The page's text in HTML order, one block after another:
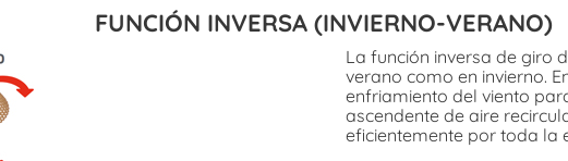
FUNCIÓN INVERSA (INVIERNO-VERANO)
La función inversa de giro
verano como en invierno.
enfriamiento del viento
ascendente de aire
eficientemente por toda la